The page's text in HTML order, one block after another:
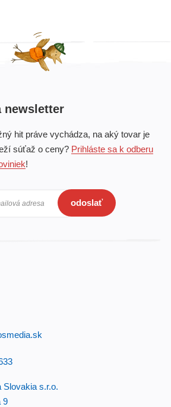
newsletter
hit práve vychádza, na aký tovar je
súťaž o ceny? Prihláste sa k odberu
!
adresa odoslať
Slovakia s.r.o.
9